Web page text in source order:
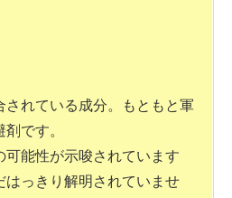
されている成分。もともと軍
です。
能性が示唆されています
はっきり解明されていませ